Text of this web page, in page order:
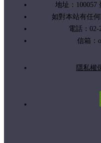
地址：100057
如對本站有任
電話：02-
信箱：
隱私權